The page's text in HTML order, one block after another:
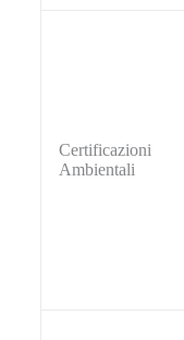
Certificazioni
Ambientali